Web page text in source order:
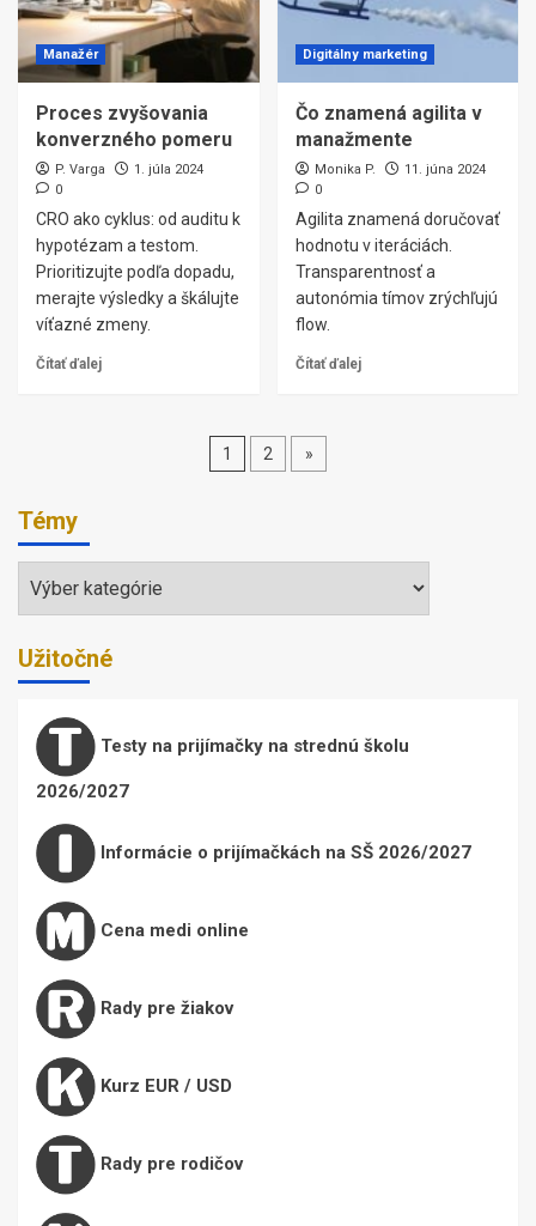
Manažér
Proces zvyšovania
konverzného pomeru
P. Varga
1. júla 2024
0
CRO ako cyklus: od auditu k
hypotézam a testom.
Prioritizujte podľa dopadu,
merajte výsledky a škálujte
víťazné zmeny.
Čítať ďalej
Digitálny marketing
Čo znamená agilita v
manažmente
Monika P.
11. júna 2024
0
Agilita znamená doručovať
hodnotu v iteráciách.
Transparentnosť a
autonómia tímov zrýchľujú
flow.
Čítať ďalej
Stránkovanie
1 2 »
Témy
Témy
Užitočné
Testy na prijímačky na strednú školu
2026/2027
Informácie o prijímačkách na SŠ 2026/2027
Cena medi online
Rady pre žiakov
Kurz EUR / USD
Rady pre rodičov